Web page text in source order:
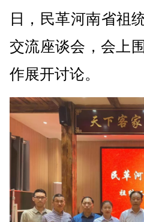
日，民革河南省祖
交流座谈会，会上
作展开讨论。